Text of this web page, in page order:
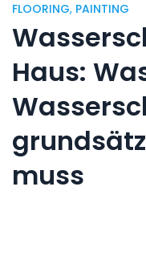
FLOORING, PAINTING
Haus:
muss